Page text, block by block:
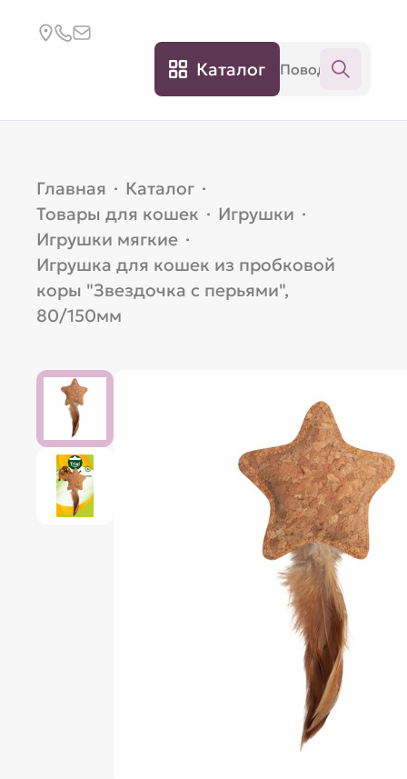
Каталог
Главная · Каталог ·
Товары для кошек · Игрушки ·
Игрушки мягкие ·
Игрушка для кошек из пробковой
коры "Звездочка с перьями",
80/150мм